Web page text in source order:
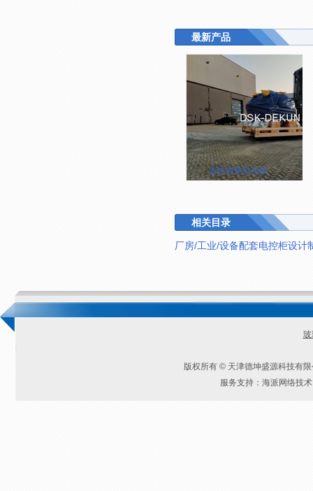
最新产品
齿轮箱整机包装
相关目录
厂房/工业/设备配套电控柜设计
版权所有 © 天津德坤盛源科技有
服务支持：海派网络技